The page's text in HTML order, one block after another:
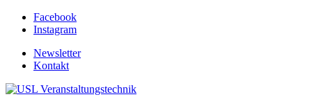
Facebook
Instagram
Newsletter
Kontakt